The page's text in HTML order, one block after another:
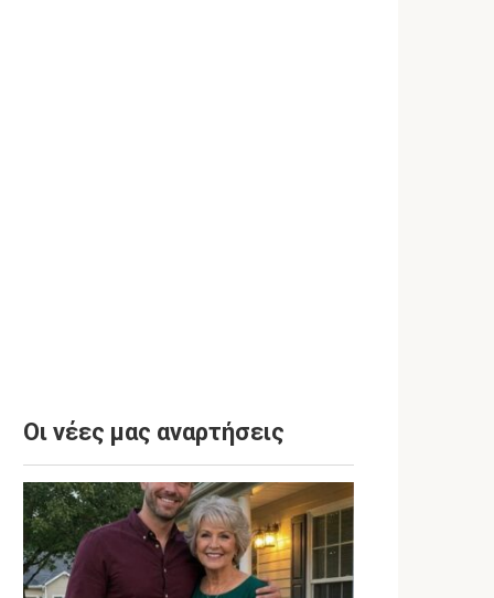
Οι νέες μας αναρτήσεις